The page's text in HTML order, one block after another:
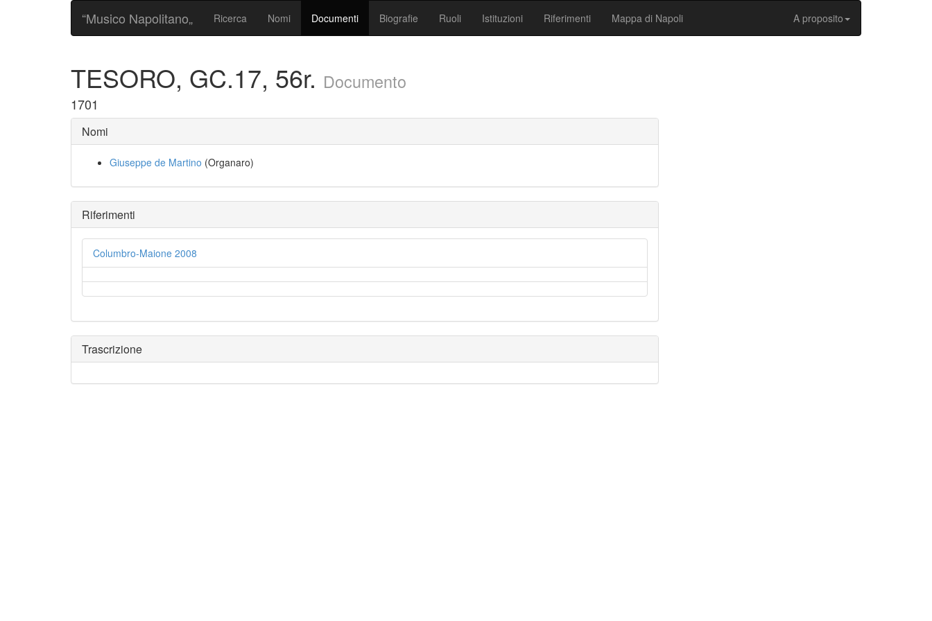
“Musico Napolitano„ Ricerca Nomi Documenti Biografie Ruoli Istituzioni Riferimenti Mappa di Napoli A proposito
TESORO, GC.17, 56r. Documento
1701
Nomi
Giuseppe de Martino (Organaro)
Riferimenti
Columbro-Maione 2008
Trascrizione